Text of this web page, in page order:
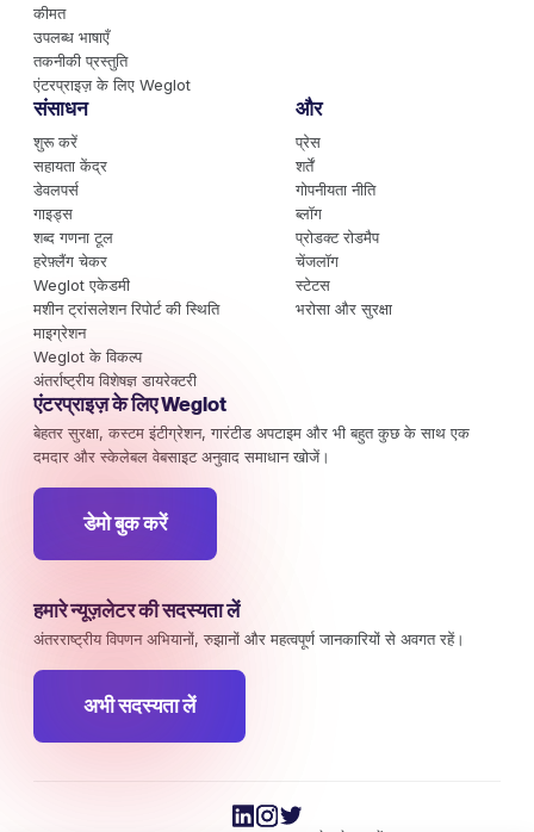
कीमत
उपलब्ध भाषाएँ
तकनीकी प्रस्तुति
एंटरप्राइज़ के लिए Weglot
संसाधन
शुरू करें
सहायता केंद्र
डेवलपर्स
गाइड्स
शब्द गणना टूल
हरेफ़्लैंग चेकर
Weglot एकेडमी
मशीन ट्रांसलेशन रिपोर्ट की स्थिति
माइग्रेशन
Weglot के विकल्प
अंतर्राष्ट्रीय विशेषज्ञ डायरेक्टरी
और
प्रेस
शर्तें
गोपनीयता नीति
ब्लॉग
प्रोडक्ट रोडमैप
चेंजलॉग
स्टेटस
भरोसा और सुरक्षा
एंटरप्राइज़ के लिए Weglot
बेहतर सुरक्षा, कस्टम इंटीग्रेशन, गारंटीड अपटाइम और भी बहुत कुछ के साथ एक
दमदार और स्केलेबल वेबसाइट अनुवाद समाधान खोजें।
डेमो बुक करें
हमारे न्यूज़लेटर की सदस्यता लें
अंतरराष्ट्रीय विपणन अभियानों, रुझानों और महत्वपूर्ण जानकारियों से अवगत रहें।
अभी सदस्यता लें